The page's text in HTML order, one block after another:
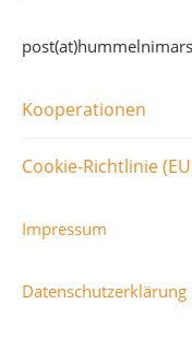
Kooperationen
Cookie-Richtlinie
Impressum
Datenschutzerklärung